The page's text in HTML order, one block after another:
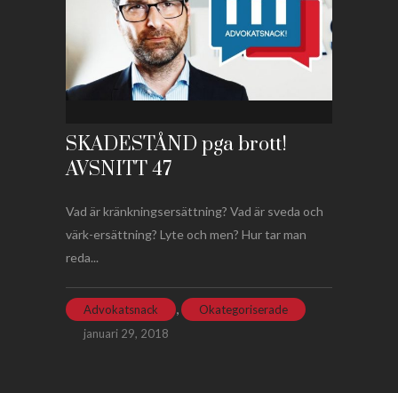
SKADESTÅND pga brott!
AVSNITT 47
Vad är kränkningsersättning? Vad är sveda och
värk-ersättning? Lyte och men? Hur tar man
reda...
Advokatsnack ,
Okategoriserade
januari 29, 2018